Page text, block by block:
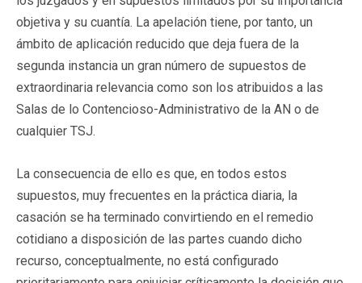
objetiva y su cuantía. La apelación tiene, por tanto, un
ámbito de aplicación reducido que deja fuera de la
segunda instancia un gran número de supuestos de
extraordinaria relevancia como son los atribuidos a las
Salas de lo Contencioso-Administrativo de la AN o de
cualquier TSJ.
La consecuencia de ello es que, en todos estos
supuestos, muy frecuentes en la práctica diaria, la
casación se ha terminado convirtiendo en el remedio
cotidiano a disposición de las partes cuando dicho
recurso, conceptualmente, no está configurado